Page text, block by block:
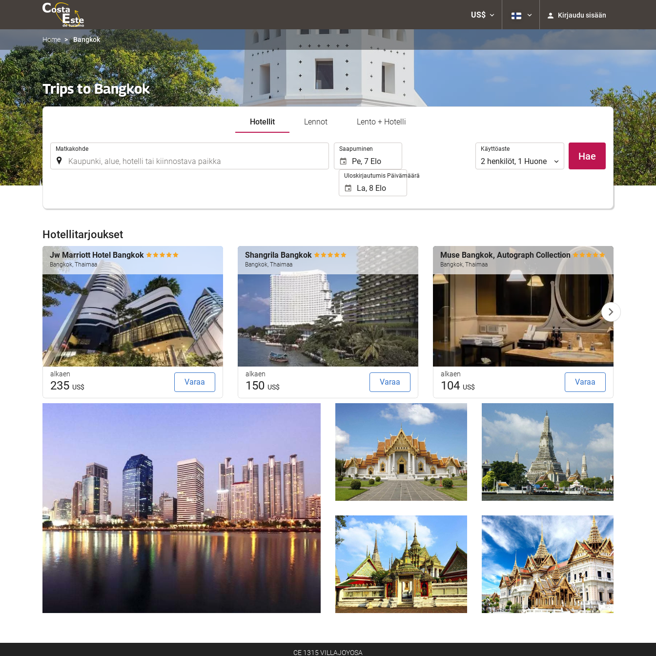
US$ Kirjaudu sisään
Home Bangkok
Trips to Bangkok
Hotellit Lennot Lento + Hotelli
Matkakohde Saapuminen
Uloskirjautumis Päivämäärä
Käyttöaste
Käyttöaste
2 henkilöt, 1 Huone Hae
Hotellitarjoukset
Jw Marriott Hotel Bangkok
Bangkok, Thaimaa
alkaen
235 US$
Varaa
Shangrila Bangkok
Bangkok, Thaimaa
alkaen
150 US$
Varaa
Muse Bangkok, Autograph Collection
Bangkok, Thaimaa
alkaen
104 US$
Varaa
CE 1315 VILLAJOYOSA